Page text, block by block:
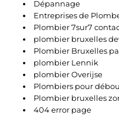
Dépannage
Entreprises de
Plombier 7sur7
plombier bruxelles
Plombier Bruxelles
plombier Lennik
plombier Overijse
Plombiers pour
Plombier bruxelles
404 error page